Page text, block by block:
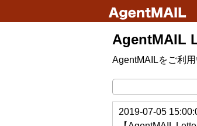
AgentMAIL
AgentMAILをご利
2019-07-05